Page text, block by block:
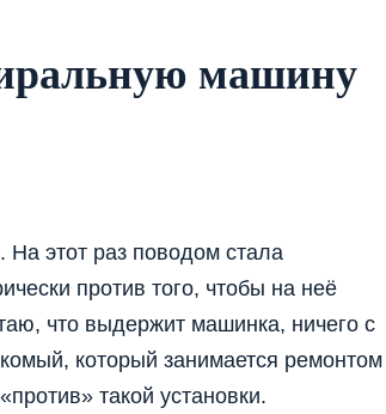
машину
этот раз поводом стала
против того, чтобы на неё
что выдержит машинка, ничего с
который занимается ремонтом
такой установки.